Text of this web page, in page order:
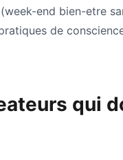
end bien-etre
de
qui